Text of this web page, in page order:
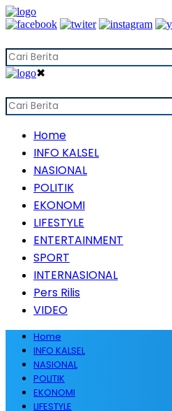
✖
Home
INFO KALSEL
NASIONAL
POLITIK
EKONOMI
LIFESTYLE
ENTERTAINMENT
SPORT
INTERNASIONAL
Pers Rilis
VIDEO
Home
INFO KALSEL
NASIONAL
POLITIK
EKONOMI
LIFESTYLE